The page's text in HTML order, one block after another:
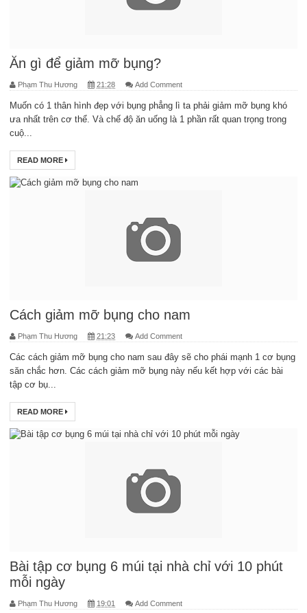
Ăn gì để giảm mỡ bụng?
Phạm Thu Hương 21:28 Add Comment
Muốn có 1 thân hình đẹp với bụng phẳng lì ta phải giảm mỡ bụng khó
ưa nhất trên cơ thể. Và chế độ ăn uống là 1 phần rất quan trọng trong
cuộ...
READ MORE
Cách giảm mỡ bụng cho nam
Phạm Thu Hương 21:23 Add Comment
Các cách giảm mỡ bụng cho nam sau đây sẽ cho phái mạnh 1 cơ bụng
săn chắc hơn. Các cách giảm mỡ bụng này nếu kết hợp với các bài
tập cơ bụ...
READ MORE
Bài tập cơ bụng 6 múi tại nhà chỉ với 10 phút
mỗi ngày
Phạm Thu Hương 19:01 Add Comment